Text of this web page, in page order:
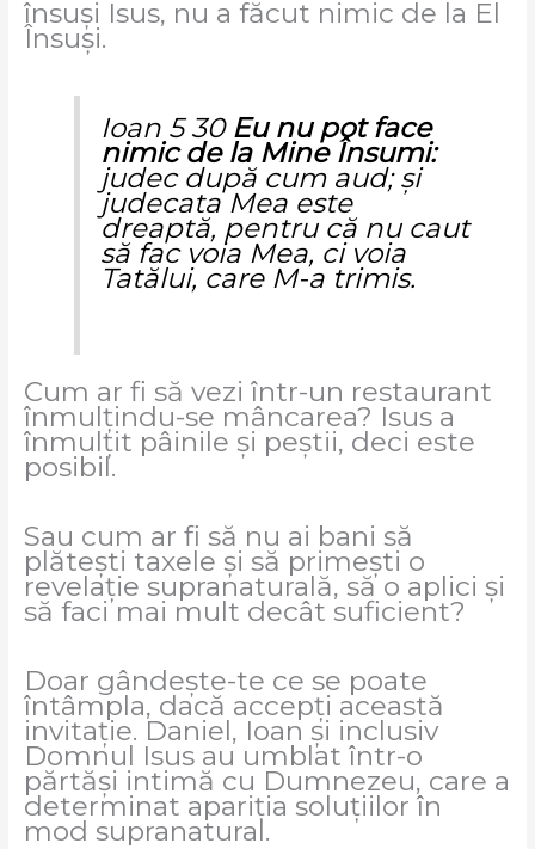
însuși Isus, nu a făcut nimic de la El
Însuși.
Ioan 5 30 Eu nu pot face
nimic de la Mine Însumi:
judec după cum aud; şi
judecata Mea este
dreaptă, pentru că nu caut
să fac voia Mea, ci voia
Tatălui, care M-a trimis.
Cum ar fi să vezi într-un restaurant
înmulțindu-se mâncarea? Isus a
înmulțit pâinile și peștii, deci este
posibil.
Sau cum ar fi să nu ai bani să
plătești taxele și să primești o
revelație supranaturală, să o aplici și
să faci mai mult decât suficient?
Doar gândește-te ce se poate
întâmpla, dacă accepți această
invitație. Daniel, Ioan și inclusiv
Domnul Isus au umblat într-o
părtăși intimă cu Dumnezeu, care a
determinat apariția soluțiilor în
mod supranatural.